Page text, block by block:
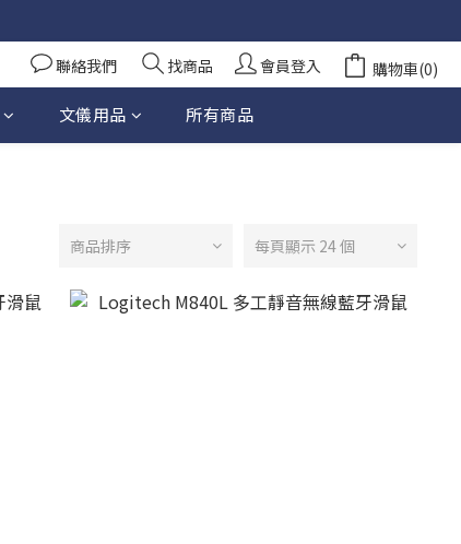
聯絡我們 找商品 會員登入 購物車(0)
文儀用品 所有商品
商品排序 每頁顯示 24 個